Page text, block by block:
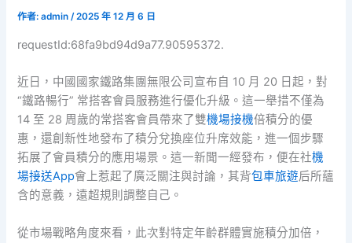
作者:admin/2025 年 12 月 6 日
requestId:68fa9bd94d9a77.90595372.
近日，中國國家鐵路集團無限公司宣布自 10 月 20 日起，對
“鐵路暢行” 常搭客會員服務進行優化升級。這一舉措不僅為
14 至 28 周歲的常搭客會員帶來了雙機場接機倍積分的優
惠，還創新性地發布了積分兌換座位升席效能，進一個步驟
拓展了會員積分的應用場景。這一新聞一經發布，便在社機
場接送App會上惹起了廣泛關注與討論，其背包車旅遊后所蘊
含的意義，遠超規則調整自己。
從市場戰略角度來看，此次對特定年齡群體實施積分加倍，